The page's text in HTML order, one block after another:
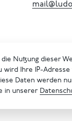
Nutzung dieser
wird Ihre IP-
Daten werden
in unserer